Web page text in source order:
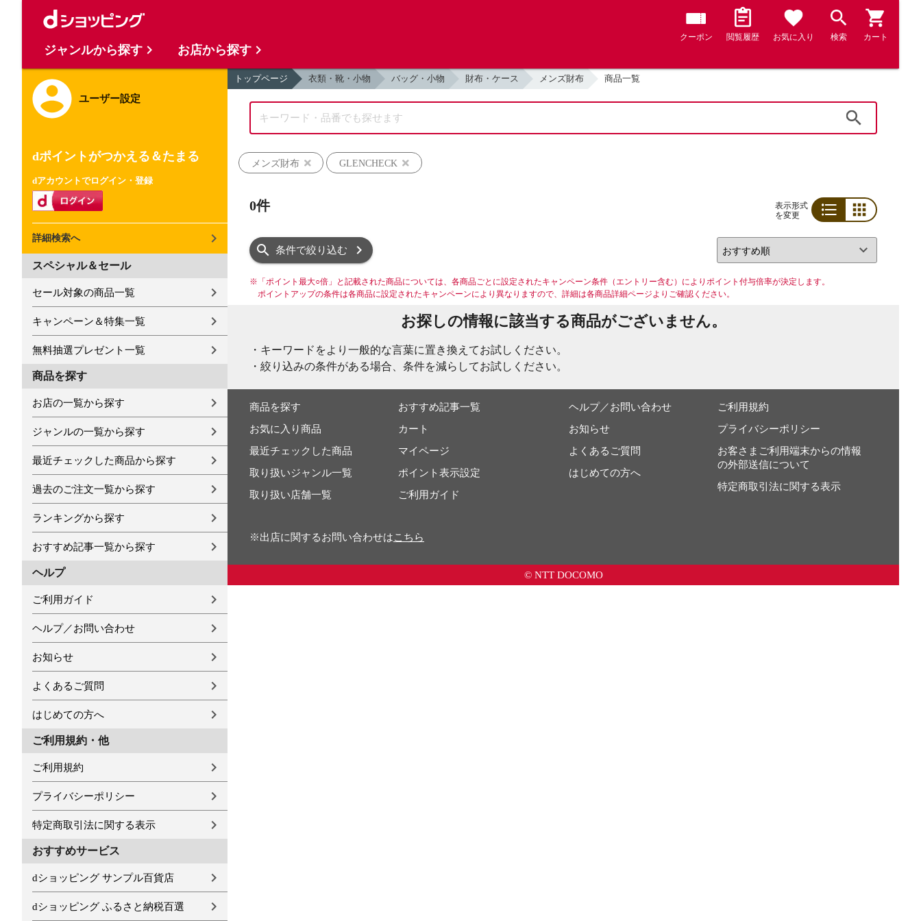
クーポン 閲覧履歴 お気に入り 検索 カート
ユーザー設定
dポイントがつかえる＆たまる
dアカウントでログイン・登録
詳細検索へ
スペシャル＆セール
セール対象の商品一覧
キャンペーン＆特集一覧
無料抽選プレゼント一覧
商品を探す
お店の一覧から探す
ジャンルの一覧から探す
最近チェックした商品から探す
過去のご注文一覧から探す
ランキングから探す
おすすめ記事一覧から探す
ヘルプ
ご利用ガイド
ヘルプ／お問い合わせ
お知らせ
よくあるご質問
はじめての方へ
ご利用規約・他
ご利用規約
プライバシーポリシー
特定商取引法に関する表示
おすすめサービス
dショッピング サンプル百貨店
dショッピング ふるさと納税百選
トップページ 衣類・靴・小物 バッグ・小物 財布・ケース メンズ財布 商品一覧
メンズ財布 GLENCHECK
0件
表示形式
を変更
条件で絞り込む
※ 「ポイント最大○倍」と記載された商品については、各商品ごとに設定されたキャンペーン条件（エントリー含む）によりポイント付与倍率が決定します。
ポイントアップの条件は各商品に設定されたキャンペーンにより異なりますので、詳細は各商品詳細ページよりご確認ください。
お探しの情報に該当する商品がございません。
・キーワードをより一般的な言葉に置き換えてお試しください。
・絞り込みの条件がある場合、条件を減らしてお試しください。
商品を探す
お気に入り商品
最近チェックした商品
取り扱いジャンル一覧
取り扱い店舗一覧
おすすめ記事一覧
カート
マイページ
ポイント表示設定
ご利用ガイド
ヘルプ／お問い合わせ
お知らせ
よくあるご質問
はじめての方へ
ご利用規約
プライバシーポリシー
お客さまご利用端末からの情報
の外部送信について
特定商取引法に関する表示
※出店に関するお問い合わせはこちら
© NTT DOCOMO
ジャンルから探す お店から探す